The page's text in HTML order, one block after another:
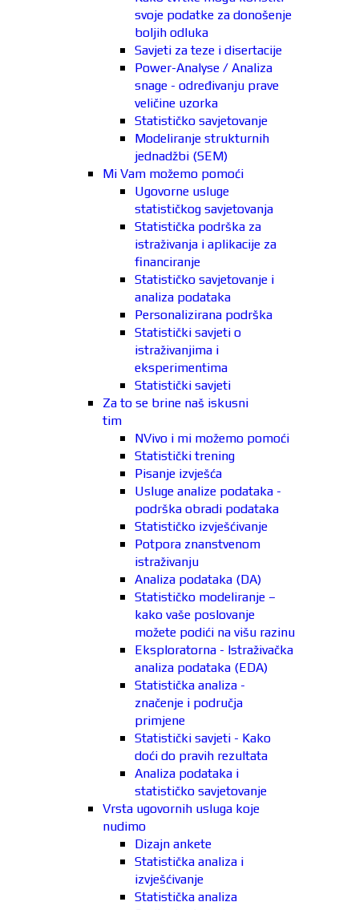
svoje podatke za donošenje
boljih odluka
Savjeti za teze i disertacije
Power-Analyse / Analiza
snage - određivanju prave
veličine uzorka
Statističko savjetovanje
Modeliranje strukturnih
jednadžbi (SEM)
Mi Vam možemo pomoći
Ugovorne usluge
statističkog savjetovanja
Statistička podrška za
istraživanja i aplikacije za
financiranje
Statističko savjetovanje i
analiza podataka
Personalizirana podrška
Statistički savjeti o
istraživanjima i
eksperimentima
Statistički savjeti
Za to se brine naš iskusni
tim
NVivo i mi možemo pomoći
Statistički trening
Pisanje izvješća
Usluge analize podataka -
podrška obradi podataka
Statističko izvješćivanje
Potpora znanstvenom
istraživanju
Analiza podataka (DA)
Statističko modeliranje –
kako vaše poslovanje
možete podići na višu razinu
Eksploratorna - Istraživačka
analiza podataka (EDA)
Statistička analiza -
značenje i područja
primjene
Statistički savjeti - Kako
doći do pravih rezultata
Analiza podataka i
statističko savjetovanje
Vrsta ugovornih usluga koje
nudimo
Dizajn ankete
Statistička analiza i
izvješćivanje
Statistička analiza